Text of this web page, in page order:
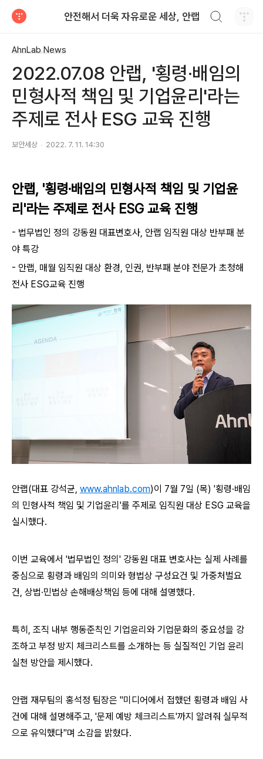
안전해서 더욱 자유로운 세상, 안랩
AhnLab News
2022.07.08 안랩, '횡령·배임의
민형사적 책임 및 기업윤리'라는
주제로 전사 ESG 교육 진행
보안세상 2022. 7. 11. 14:30
안랩, '횡령·배임의 민형사적 책임 및 기업윤
리'라는 주제로 전사 ESG 교육 진행
- 법무법인 정의 강동원 대표변호사, 안랩 임직원 대상 반부패 분
야 특강
- 안랩, 매월 임직원 대상 환경, 인권, 반부패 분야 전문가 초청해
전사 ​ESG교육 진행
안랩(대표 강석균, www.ahnlab.com)이 7월 7일 (목) '횡령·배임
의 민형사적 책임 및 기업윤리'​를 주제로 임직원 대상 ESG 교육을
실시했다.
이번 교육에서 '법무법인 정의' 강동원 대표 변호사는 실제 사례를
중심으로 횡령과 배임의 의미와 형법상 구성요건 및 가중처벌요
건, 상법∙민법상 손해배상책임 등에 대해 설명했다.
특히, 조직 내부 행동준칙인 기업윤리와 기업문화의 중요성을 강
조하고 부정 방지 체크리스트를 소개하는 등 실질적인 기업 윤리
실천 방안을 제시했다.
안랩 재무팀의 홍석정 팀장은 "미디어에서 접했던 횡령과 배임 사
건에 대해 설명해주고, '문제 예방 체크리스트'까지 알려줘 실무적
으로 유익했다"며 소감을 밝혔다.